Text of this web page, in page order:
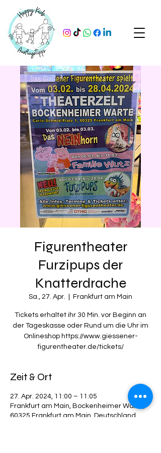
Figurentheater
Furzipups der
Knatterdrache
Sa., 27. Apr. Frankfurt am Main
Tickets erhaltet ihr 30 Min. vor Beginn an
der Tageskasse oder Rund um die Uhr im
Onlineshop https://www.giessener-
figurentheater.de/tickets/
Zeit & Ort
27. Apr. 2024, 11:00 – 11:05
Frankfurt am Main, Bockenheimer Warte,
60325 Frankfurt am Main, Deutschland